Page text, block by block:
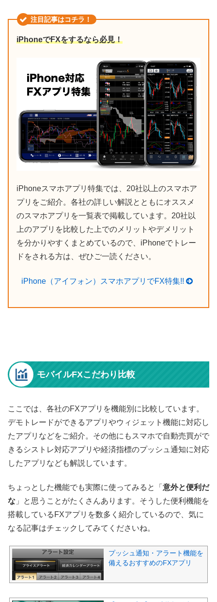
注目記事はコチラ！
iPhoneでFXをするなら必見！
iPhoneスマホアプリ特集では、20社以上のスマホア
プリをご紹介。各社の詳しい解説とともにオススメ
のスマホアプリを一覧表で掲載しています。20社以
上のアプリを比較した上でのメリットやデメリット
を分かりやすくまとめているので、iPhoneでトレー
ドをされる方は、ぜひご一読ください。
iPhone（アイフォン）スマホアプリでFX特集!!
モバイルFXこだわり比較
ここでは、各社のFXアプリを機能別に比較しています。
デモトレードができるアプリやウィジェット機能に対応し
たアプリなどをご紹介。その他にもスマホで自動売買がで
きるシストレ対応アプリや経済指標のプッシュ通知に対応
したアプリなども解説しています。
ちょっとした機能でも実際に使ってみると「 意外と便利だ
な 」と思うことがたくさんあります。そうした便利機能を
搭載しているFXアプリを数多く紹介しているので、気に
なる記事はチェックしてみてくださいね。
プッシュ通知・アラート機能を
備えるおすすめのFXアプリ